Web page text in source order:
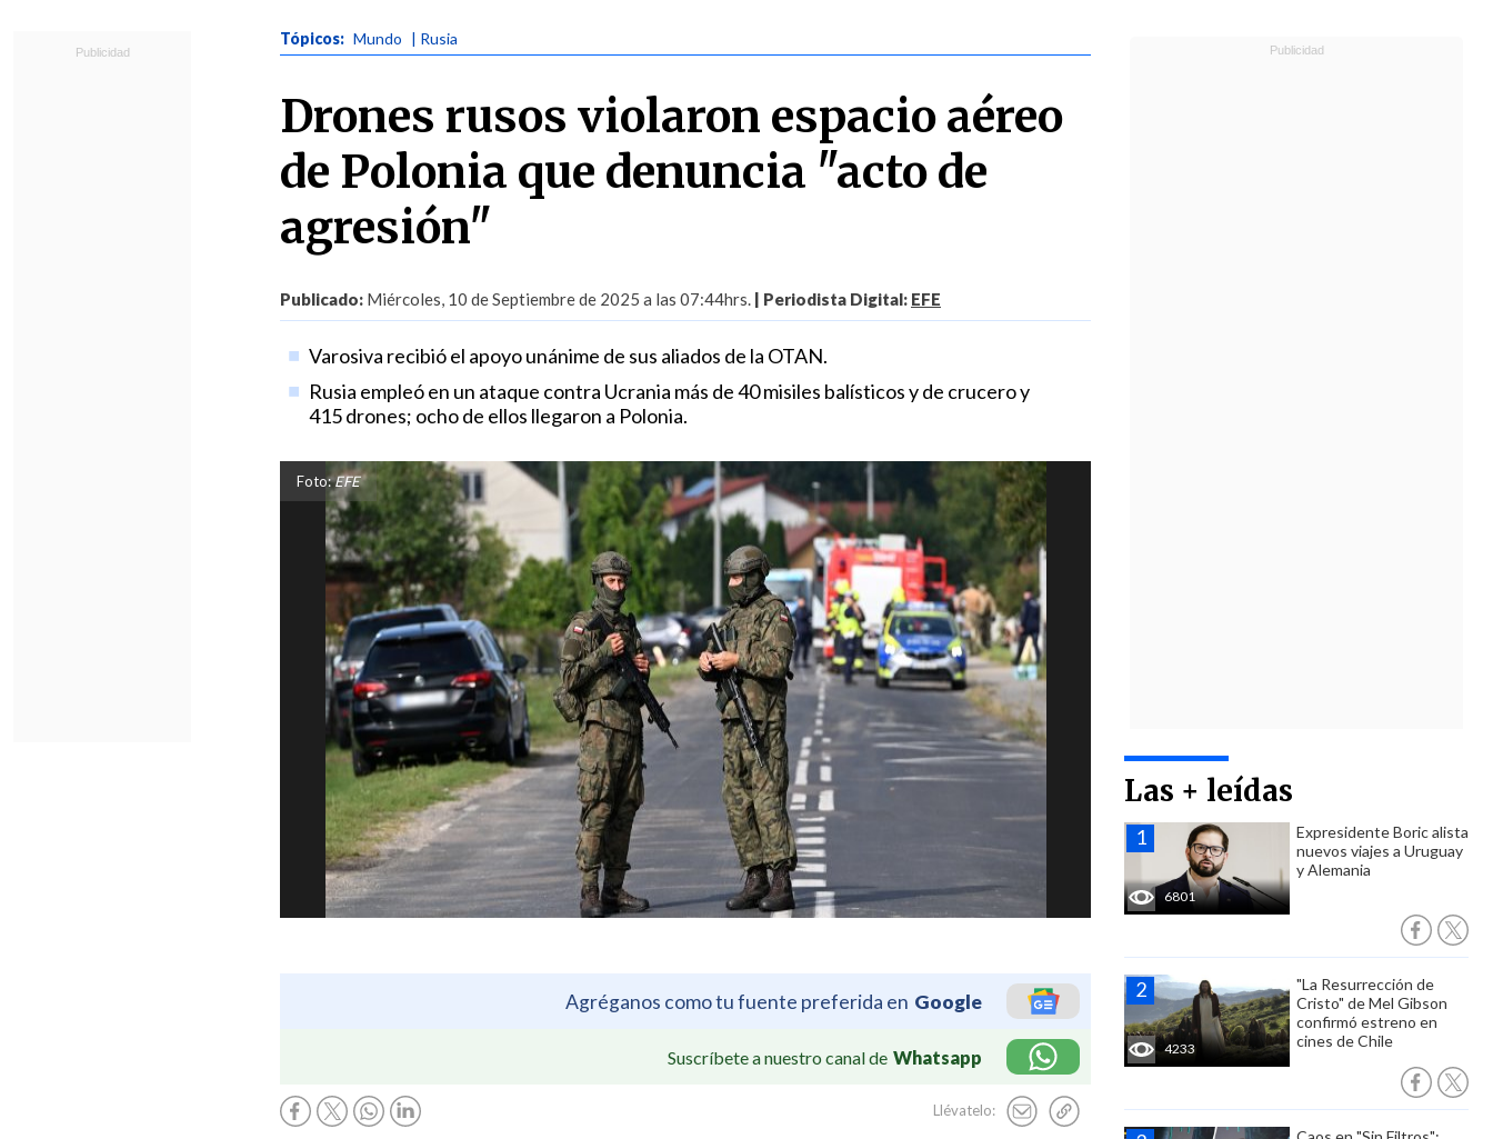
Tópicos: Mundo | Rusia
Drones rusos violaron espacio aéreo
de Polonia que denuncia "acto de
agresión"
Publicado: Miércoles, 10 de Septiembre de 2025 a las 07:44hrs. | Periodista Digital: EFE
Varosiva recibió el apoyo unánime de sus aliados de la OTAN.
Rusia empleó en un ataque contra Ucrania más de 40 misiles balísticos y de crucero y
415 drones; ocho de ellos llegaron a Polonia.
Foto:EFE
Agréganos como tu fuente preferida en Google
Suscríbete a nuestro canal de Whatsapp
Llévatelo:
Las + leídas
6801
Expresidente Boric alista
nuevos viajes a Uruguay
y Alemania
4233
"La Resurrección de
Cristo" de Mel Gibson
confirmó estreno en
cines de Chile